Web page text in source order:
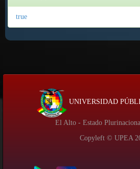
true
UNIVERSIDAD
El Alto - Estado
Copyleft © UPEA